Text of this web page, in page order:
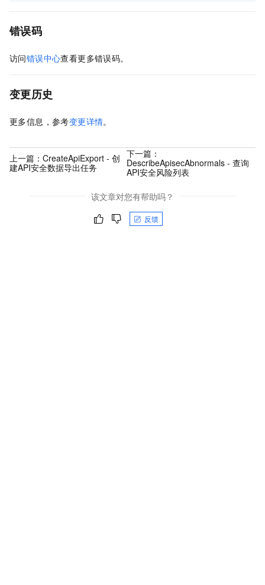
错误码
访问错误中心查看更多错误码。
变更历史
更多信息，参考变更详情。
上一篇： CreateApiExport - 创
建API安全数据导出任务
下一篇：
DescribeApisecAbnormals - 查询
API安全风险列表
该文章对您有帮助吗？
反馈